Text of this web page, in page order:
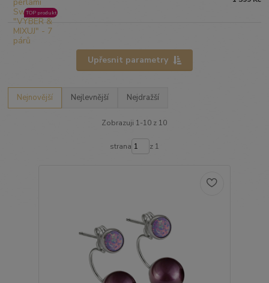
TOP produkt
Upřesnit parametry
Nejnovější Nejlevnější Nejdražší
Zobrazuji 1-10 z 10
strana z 1